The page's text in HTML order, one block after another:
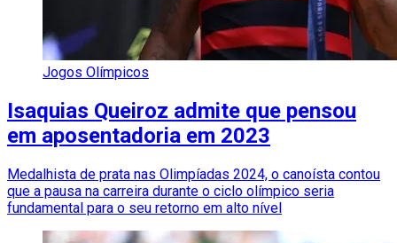
Jogos Olímpicos
Isaquias Queiroz admite que pensou
em aposentadoria em 2023
Medalhista de prata nas Olimpíadas 2024, o canoísta contou
que a pausa na carreira durante o ciclo olímpico seria
fundamental para o seu retorno em alto nível